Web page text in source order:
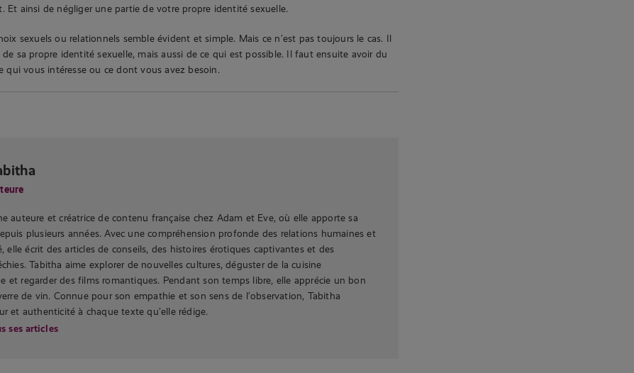
Et ainsi de négliger une partie de votre propre identité sexuelle.
sexuels ou relationnels semble évident et simple. Mais ce n’est pas toujours le cas. Il
sa propre identité sexuelle, mais aussi de ce qui est possible. Il faut ensuite avoir du
qui vous intéresse ou ce dont vous avez besoin.
auteure et créatrice de contenu française chez Adam et Eve, où elle apporte sa
plusieurs années. Avec une compréhension profonde des relations humaines et
elle écrit des articles de conseils, des histoires érotiques captivantes et des
Tabitha aime explorer de nouvelles cultures, déguster de la cuisine
et regarder des films romantiques. Pendant son temps libre, elle apprécie un bon
de vin. Connue pour son empathie et son sens de l’observation, Tabitha
et authenticité à chaque texte qu’elle rédige.
ses articles